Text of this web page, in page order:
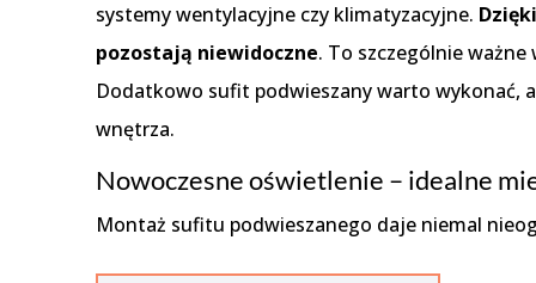
systemy wentylacyjne czy klimatyzacyjne.
pozostają niewidoczne. To szczególnie
Dodatkowo sufit podwieszany warto wykonać,
wnętrza.
Nowoczesne oświetlenie – idealne
Montaż sufitu podwieszanego daje niemal